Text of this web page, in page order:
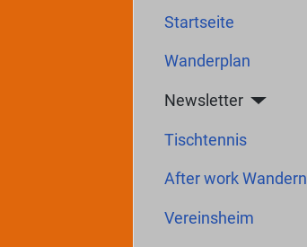
Startseite
Wanderplan
Newsletter
Tischtennis
After work Wandern
Vereinsheim